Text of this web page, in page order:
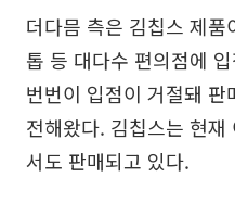
더다믐 측은 김칩스 제
톱 등 대다수 편의점에
번번이 입점이 거절돼
전해왔다. 김칩스는 현
서도 판매되고 있다.